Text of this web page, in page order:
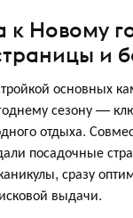
к Новому
и
основных
сезону —
отдыха.
посадочные
сразу
выдачи.